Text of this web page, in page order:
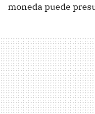
moneda puede